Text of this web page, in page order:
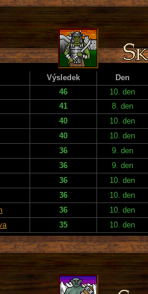
Výsledek
Den
46
10. den
41
8. den
40
10. den
40
10. den
36
9. den
36
9. den
36
10. den
36
10. den
36
10. den
35 10. den